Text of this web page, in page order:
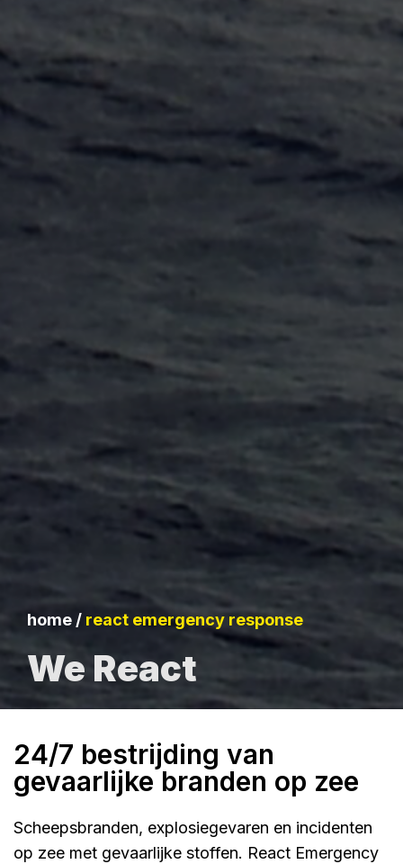
home / react emergency response
We React
24/7 bestrijding van
gevaarlijke branden op zee
Scheepsbranden, explosiegevaren en incidenten
op zee met gevaarlijke stoffen. React Emergency